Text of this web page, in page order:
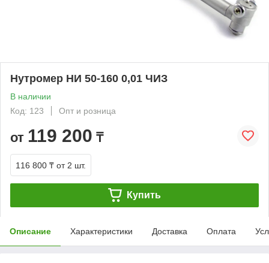
Нутромер НИ 50-160 0,01 ЧИЗ
В наличии
Код: 123
Опт и розница
от 119 200 ₸
116 800 ₸ от 2 шт.
Купить
Описание Характеристики Доставка Оплата